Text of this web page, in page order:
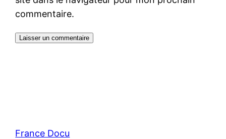
commentaire.
France Docu